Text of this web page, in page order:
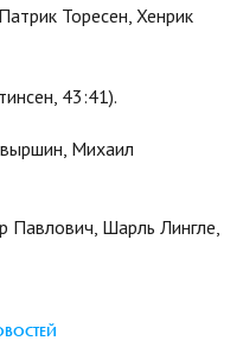
Торесен, Хенрик
43:41).
Михаил
Павлович, Шарль Лингле,